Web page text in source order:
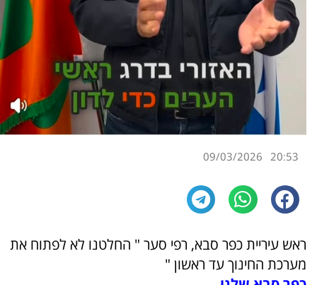
20:53
09/03/2026
ראש עיריית כפר סבא, רפי סער " החלטנו לא לפתוח את
מערכת החינוך עד ראשון "